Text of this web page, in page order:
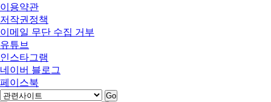
이용약관
저작권정책
이메일 무단 수집 거부
유튜브
인스타그램
네이버 블로그
페이스북
Go